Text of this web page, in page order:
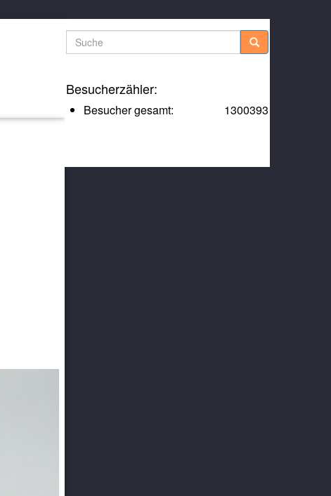
Suche
Besucherzähler:
1300393
Besucher gesamt: